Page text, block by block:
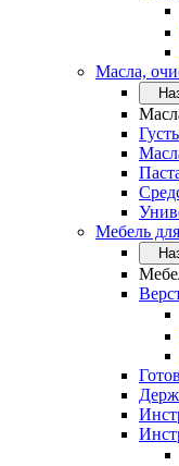
Масла,
Мебель